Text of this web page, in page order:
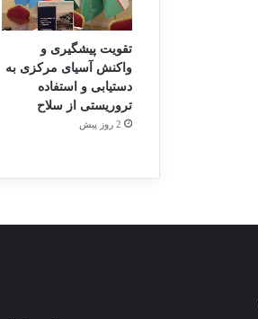
تقویت پیشگیری و
واکنش آسیای مرکزی به
دستیابی و استفاده
تروریستی از سلاح
2 روز پیش